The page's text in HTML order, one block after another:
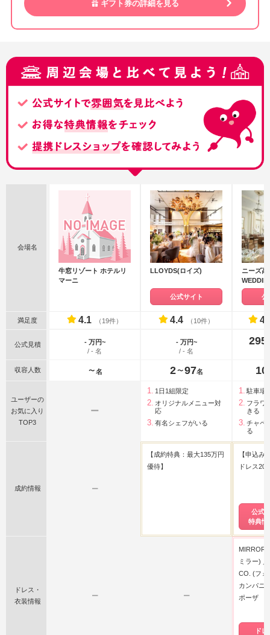
ギフト券の詳細を見る
会場名
牛窓リゾート ホテルリ
マーニ
LLOYDS(ロイズ)
公式サイト
ニーズ
リール迎
公
満足度 4.1 （19件） 4.4 （10件）
公式見積
- 万円~
/ - 名
- 万円~
/ - 名
295
収容人数 〜 名 2 〜 97名 10
ユーザーの
お気に入り
TOP3
ー
1日1組限定
オリジナルメニュー対
応
有名シェフがいる
駐車場
フラワ
きる
チャペ
る
成約情報 ー
【成約特典：最大135万円
優待】
【申込み
ドレス20
公式
特典情
ドレス・
衣装情報
ー ー
MIRROR
ミラー)
CO. (フォ
カンパニ
ポーザ
ド